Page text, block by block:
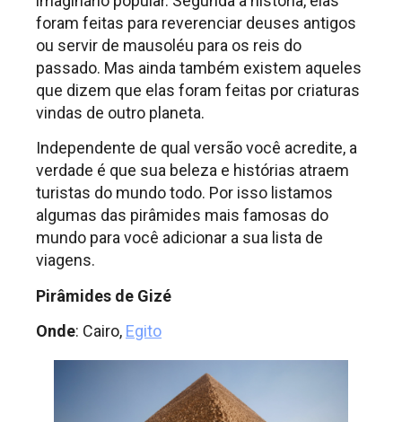
foram feitas para reverenciar deuses antigos
ou servir de mausoléu para os reis do
passado. Mas ainda também existem aqueles
que dizem que elas foram feitas por criaturas
vindas de outro planeta.
Independente de qual versão você acredite, a
verdade é que sua beleza e histórias atraem
turistas do mundo todo. Por isso listamos
algumas das pirâmides mais famosas do
mundo para você adicionar a sua lista de
viagens.
Pirâmides de Gizé
Onde: Cairo, Egito